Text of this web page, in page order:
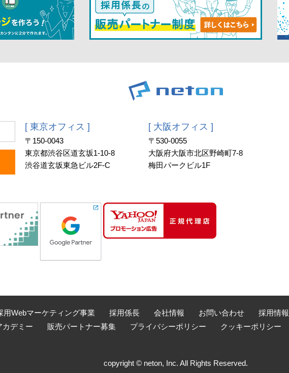
[ 東京オフィス ]
〒150-0043
東京都渋谷区道玄坂1-10-8
渋谷道玄坂東急ビル2F-C
[ 大阪オフィス ]
〒530-0055
大阪府大阪市北区野崎町7-8
梅田パークビル1F
用Webマーケティング事業 採用係長 会社情報 お問い合わせ 採用情報
カデミー
販売パートナー募集 プライバシーポリシー クッキーポリシー
copyright © neton, Inc. All Rights Reserved.